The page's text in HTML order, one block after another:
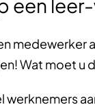
een
medewerker
Wat moet u
werknemers